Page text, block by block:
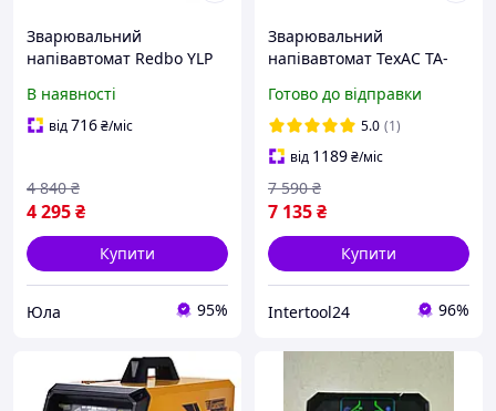
Зварювальний
напівавтомат Redbo YLP
А, 1.6-4 мм електрод, 0.6-1
мм дріт) для дому та дачі
В наявності
від716₴/міс
4 295₴
4 840 ₴
Купити
Юла 95%
Зварювальний
напівавтомат TexAC ТА-
MIG/MAG/FLUX/ММА) для
дому та дачі INT
Готово до відправки
5.0 (1)
від 1189₴/міс
7 135₴
7 590 ₴
Купити
Intertool24 96%